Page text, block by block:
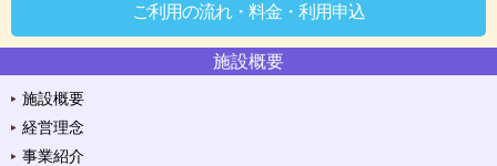
ご利用の流れ・料金・利用申込
施設概要
施設概要
経営理念
事業紹介